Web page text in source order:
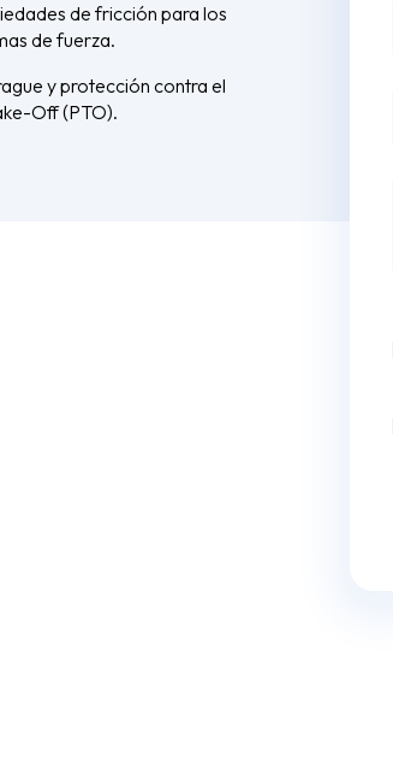
de fricción para los
de fuerza.
y protección contra el
Off (PTO).